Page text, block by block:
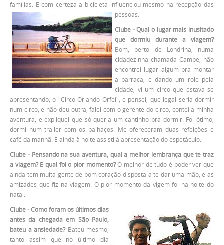
famílias. E com certeza a bicicleta influenciou mesmo na recepção das
pessoas.
Clube - Qual o lugar mais inusitado
que dormiu durante a viagem?
Bom, perto de Londrina, numa
cidadezinha chamada Cambe, não
encontrei lugar algum pra montar
a barraca, e dando um role pela
cidade, vi um circo que estava se
apresentando, o "Circo Orlando Orfei", e pensei, que legal seria dormir
num circo, e não deu outra, falei com o gerente do circo, contei a minha
aventura, e expliquei que só queria um cantinho pra dormir. Foi ótimo,
dormi num trailer com os palhaços. Me ofereceram duas refeições e
café da manhã. E ainda à noite assisti à apresentação do espetáculo.
Clube - Pensando na sua aventura, qual a melhor lembrança que te traz
a viagem? E qual foi o pior momento?O melhor de tudo é poder ver que
ainda tem muita gente de bom coração disposta a te dar uma mão, e as
amizades que fiz na viagem. O pior momento da vigem foi na noite do
natal.
Clube - Como foram os últimos dias
antes da chegada em São Paulo,
bateu a ansiedade?Bateu mesmo,
tanto assim que no último dia